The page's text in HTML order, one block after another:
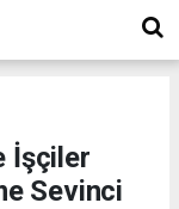
İşçiler
Sevinci